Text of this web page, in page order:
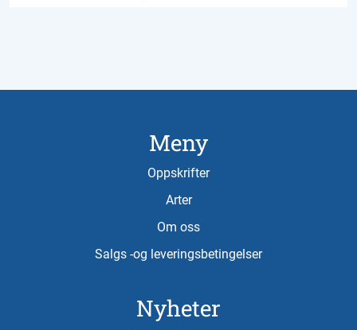
Meny
Oppskrifter
Arter
Om oss
Salgs -og leveringsbetingelser
Nyheter